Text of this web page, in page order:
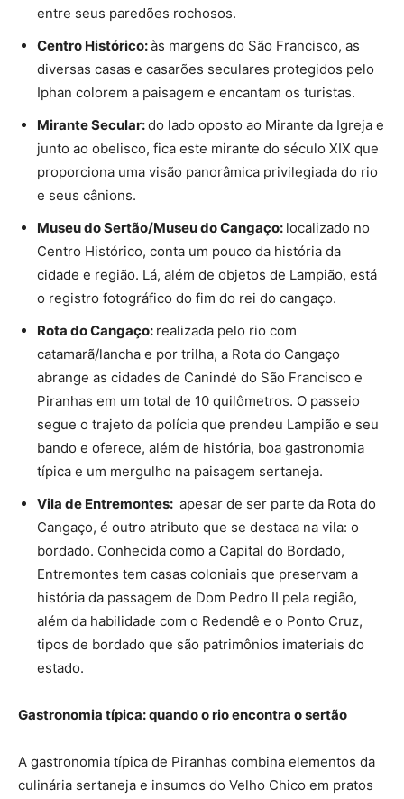
entre seus paredões rochosos.
Centro Histórico:às margens do São Francisco, as
diversas casas e casarões seculares protegidos pelo
Iphan colorem a paisagem e encantam os turistas.
Mirante Secular:do lado oposto ao Mirante da Igreja e
junto ao obelisco, fica este mirante do século XIX que
proporciona uma visão panorâmica privilegiada do rio
e seus cânions.
Museu do Sertão/Museu do Cangaço: localizado no
Centro Histórico, conta um pouco da história da
cidade e região. Lá, além de objetos de Lampião, está
o registro fotográfico do fim do rei do cangaço.
Rota do Cangaço: realizada pelo rio com
catamarã/lancha e por trilha, a Rota do Cangaço
abrange as cidades de Canindé do São Francisco e
Piranhas em um total de 10 quilômetros. O passeio
segue o trajeto da polícia que prendeu Lampião e seu
bando e oferece, além de história, boa gastronomia
típica e um mergulho na paisagem sertaneja.
Vila de Entremontes: apesar de ser parte da Rota do
Cangaço, é outro atributo que se destaca na vila: o
bordado. Conhecida como a Capital do Bordado,
Entremontes tem casas coloniais que preservam a
história da passagem de Dom Pedro II pela região,
além da habilidade com o Redendê e o Ponto Cruz,
tipos de bordado que são patrimônios imateriais do
estado.
Gastronomia típica: quando o rio encontra o sertão
A gastronomia típica de Piranhas combina elementos da
culinária sertaneja e insumos do Velho Chico em pratos